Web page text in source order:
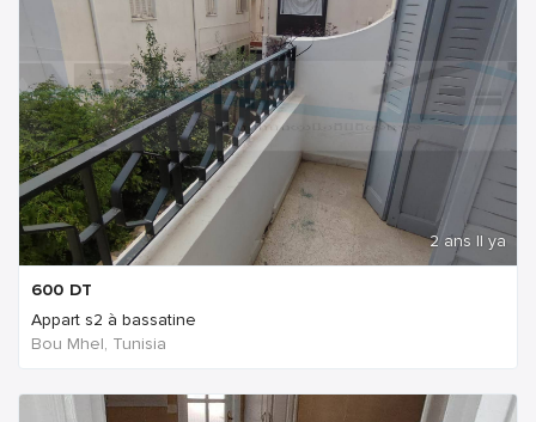
2 ans Il ya
600 DT
Appart s2 à bassatine
Bou Mhel, Tunisia